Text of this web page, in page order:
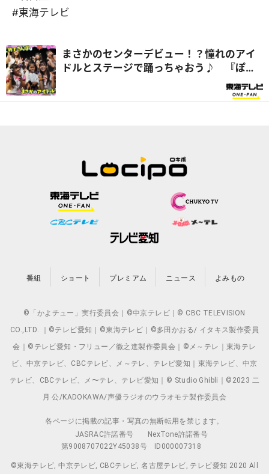
#東海テレビ
まさかのセンターデビュー！？憧れのアイ
ドルとステージで踊っちゃおう♪ 『ぽる
番組 ショート プレミアム ニュース よみもの
©「かよチュー」実行委員会｜©中京テレビ｜© CBC TELEVISION
CO.,LTD. ｜©テレビ愛知｜©東海テレビ｜©多田かおる/ イタキス製作委員
会｜©テレビ愛知・フリュー／徹之進製作委員会｜©メ～テレ｜東海テレ
ビ、中京テレビ、CBCテレビ、メ～テレ、テレビ愛知｜東海テレビ、中京
テレビ、CBCテレビ、メ〜テレ、テレビ愛知｜© Studio Ghibli｜©2023 二
月 公/KADOKAWA/声優ラジオのウラオモテ製作委員会
各ページに掲載の記事・写真の無断転用を禁じます。
JASRAC許諾番号
NexTone許諾番号
第9008707022Y45038号
ID000007318
©東海テレビ, 中京テレビ, CBCテレビ, 名古屋テレビ, テレビ愛知 2020 All